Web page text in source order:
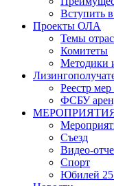
Вступить
Проекты ОЛА
Темы
Комитеты
Методики
Реестр
ФСБУ
Съезд
Видео-
Спорт
Юбилей 25